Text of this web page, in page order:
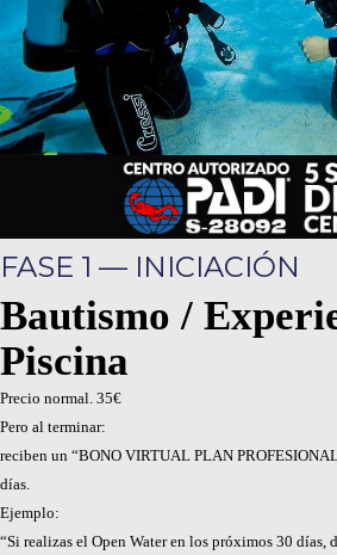
FASE 1 — INICIACIÓN
Bautismo /
Piscina
Precio normal. 35€
Pero al terminar:
reciben un “BONO VIRTUAL PLAN
días.
Ejemplo:
“Si realizas el Open Water en los próximos 30 días,